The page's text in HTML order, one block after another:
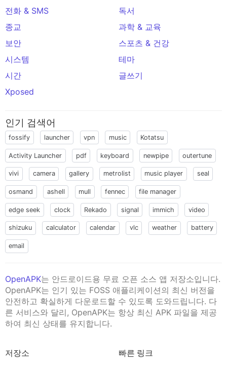
전화 & SMS
독서
종교
과학 & 교육
보안
스포츠 & 건강
시스템
테마
시간
글쓰기
Xposed
인기 검색어
fossify launcher vpn music Kotatsu
Activity Launcher pdf keyboard newpipe outertune
vivi camera gallery metrolist music player seal
osmand ashell mull fennec file manager
edge seek clock Rekado signal immich video
shizuku calculator calendar vlc weather battery
email
OpenAPK는 안드로이드용 무료 오픈 소스 앱 저장소입니다.
OpenAPK는 인기 있는 FOSS 애플리케이션의 최신 버전을
안전하고 확실하게 다운로드할 수 있도록 도와드립니다. 다
른 서비스와 달리, OpenAPK는 항상 최신 APK 파일을 제공
하여 최신 상태를 유지합니다.
저장소
빠른 링크